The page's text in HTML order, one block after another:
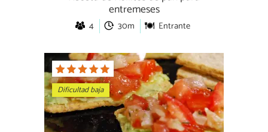
entremeses
4 30m Entrante
Dificultad baja